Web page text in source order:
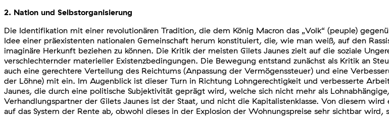
2. Nation und Selbstorganisierung
Die Identifikation mit einer revolutionären Tradition, die dem König Macron das „Volk“ (peuple)
Idee einer präexistenten nationalen Gemeinschaft herum konstituiert, die, wie man weiß, auf den
imaginäre Herkunft beziehen zu können. Die Kritik der meisten Gilets Jaunes zielt auf die soziale
verschlechternder materieller Existenzbedingungen. Die Bewegung entstand zunächst als Kritik an
auch eine gerechtere Verteilung des Reichtums (Anpassung der Vermögenssteuer) und eine
der Löhne) mit ein. Im Augenblick ist dieser Turn in Richtung Lohngerechtigkeit und verbesserte
Jaunes, die durch eine politische Subjektivität geprägt wird, welche sich nicht mehr als
Verhandlungspartner der Gilets Jaunes ist der Staat, und nicht die Kapitalistenklasse. Von diesem
auf das System der Rente ab, obwohl dieses in der Explosion der Wohnungspreise sehr sichtbar